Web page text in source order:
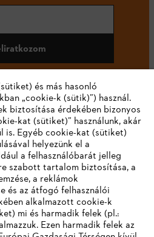
#STIHL
és más hasonló
„cookie-k (sütik)”) használ.
biztosítása érdekében bizonyos
kat (sütiket)” használunk, akár
is. Egyéb cookie-kat (sütiket)
helyezünk el a
a felhasználóbarát jelleg
szabott tartalom biztosítása, a
a reklámok
és az átfogó felhasználói
alkalmazott cookie-k
mi és harmadik felek (pl.:
Ezen harmadik felek az